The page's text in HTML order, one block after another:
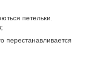
петельки.
перестанавливается